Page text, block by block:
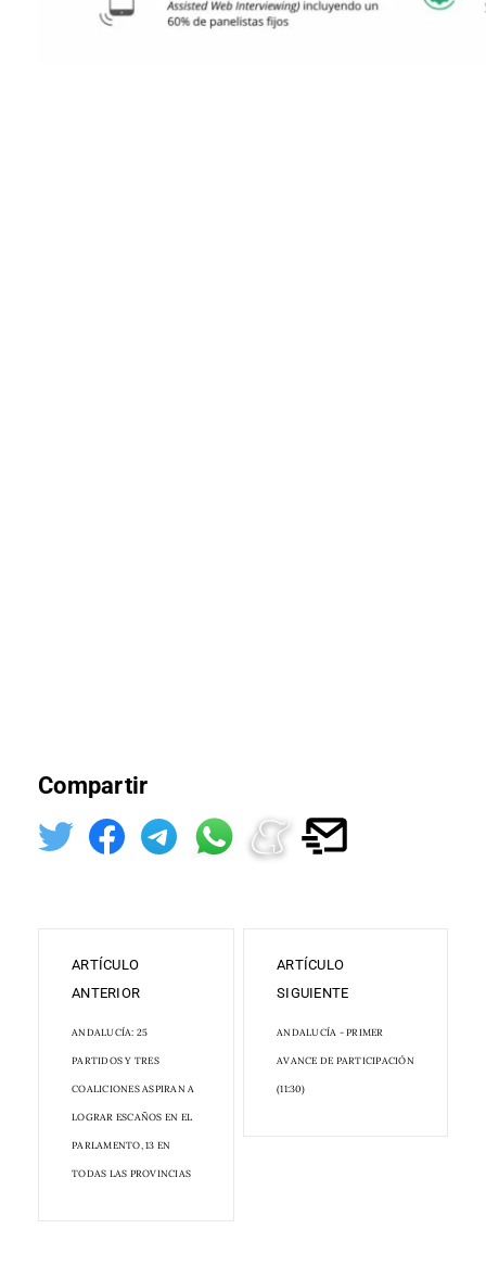
Compartir
ARTÍCULO
ANTERIOR
ANDALUCÍA: 25
PARTIDOS Y TRES
COALICIONES ASPIRAN A
LOGRAR ESCAÑOS EN EL
PARLAMENTO, 13 EN
TODAS LAS PROVINCIAS
ARTÍCULO
SIGUIENTE
ANDALUCÍA - PRIMER
AVANCE DE PARTICIPACIÓN
(11:30)